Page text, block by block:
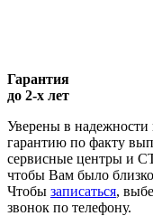
Гарантия
до 2-х лет
Уверены в
гарантию по факту
сервисные центры и
чтобы Вам было
Чтобы записаться,
звонок по телефону.